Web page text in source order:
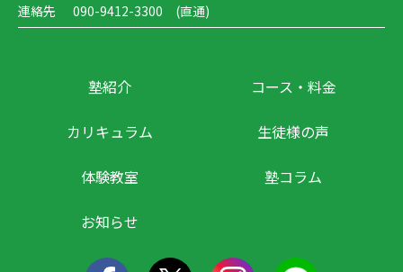
連絡先
090-9412-3300 (直通)
塾紹介 コース・料金
カリキュラム 生徒様の声
体験教室 塾コラム
お知らせ